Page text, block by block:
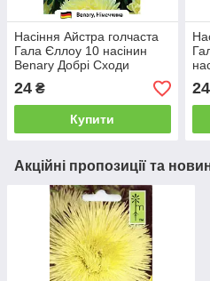
Насіння Айстра голчаста
Гала Єллоу 10 насінин
Benary Добрі Сходи
24 ₴
Купити
24
Акційні пропозиції та